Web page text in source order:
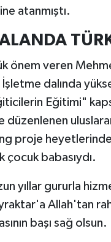
atanmıştı.
önem veren
dalında
Eğitimi"
proje
çocuk babasıydı.
yıllar gururla
Allah'tan
başı sağ olsun.